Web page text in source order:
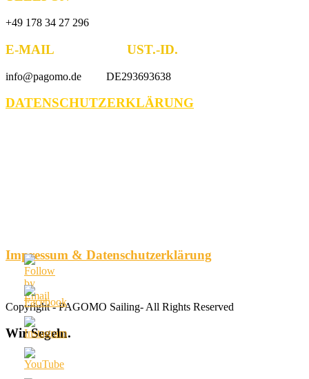
+49 178 34 27 296
E-MAIL UST.-ID.
info@pagomo.de DE293693638
DATENSCHUTZERKLÄRUNG
Impressum & Datenschutzerklärung
Copyright - PAGOMO Sailing- All Rights Reserved
WirSegeln.